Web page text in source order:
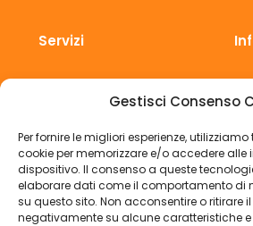
Gestisci Consenso
Per fornire le migliori esperienze,
cookie per memorizzare e/o accedere alle
dispositivo. Il consenso a queste
elaborare dati come il comportamento di
su questo sito. Non acconsentire o ritirare
negativamente su alcune caratteristiche e
Servizi
Sicurezza
Privacy
Medicina del lavoro
Consulenza